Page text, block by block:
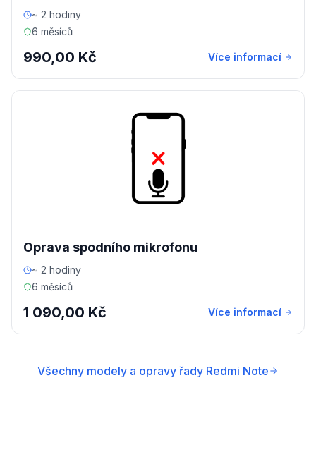
~ 2 hodiny
6 měsíců
990,00 Kč Více informací
Oprava spodního mikrofonu
~ 2 hodiny
6 měsíců
1 090,00 Kč Více informací
Všechny modely a opravy řady Redmi Note